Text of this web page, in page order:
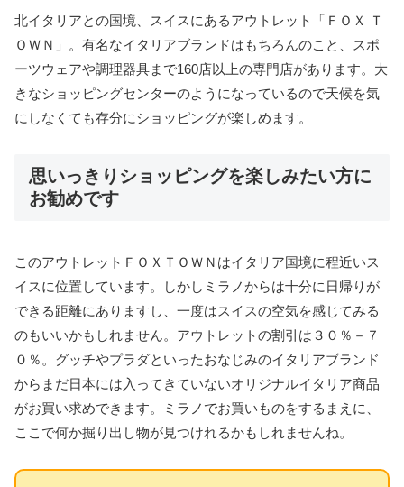
北イタリアとの国境、スイスにあるアウトレット「ＦＯＸ Ｔ
ＯＷＮ」。有名なイタリアブランドはもちろんのこと、スポ
ーツウェアや調理器具まで160店以上の専門店があります。大
きなショッピングセンターのようになっているので天候を気
にしなくても存分にショッピングが楽しめます。
思いっきりショッピングを楽しみたい方に
お勧めです
このアウトレットＦＯＸＴＯＷＮはイタリア国境に程近いス
イスに位置しています。しかしミラノからは十分に日帰りが
できる距離にありますし、一度はスイスの空気を感じてみる
のもいいかもしれません。アウトレットの割引は３０％－７
０％。グッチやプラダといったおなじみのイタリアブランド
からまだ日本には入ってきていないオリジナルイタリア商品
がお買い求めできます。ミラノでお買いものをするまえに、
ここで何か掘り出し物が見つけれるかもしれませんね。